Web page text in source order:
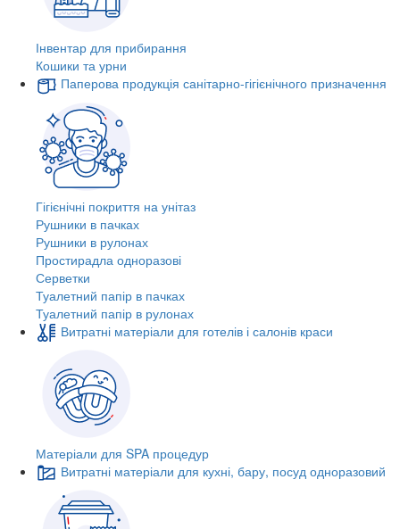
Інвентар для прибирання
Кошики та урни
Паперова продукція санітарно-гігієнічного призначення
Гігієнічні покриття на унітаз
Рушники в пачках
Рушники в рулонах
Простирадла одноразові
Серветки
Туалетний папір в пачках
Туалетний папір в рулонах
Витратні матеріали для готелів і салонів краси
Матеріали для SPA процедур
Витратні матеріали для кухні, бару, посуд одноразовий